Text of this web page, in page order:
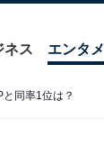
ネス エンタメ
同率1位は？